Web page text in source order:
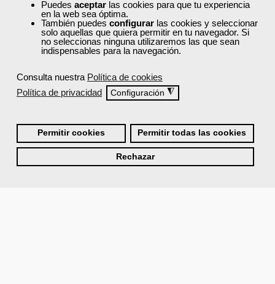
Puedes aceptar las cookies para que tu experiencia
en la web sea óptima.
También puedes configurar las cookies y seleccionar
solo aquellas que quiera permitir en tu navegador. Si
no seleccionas ninguna utilizaremos las que sean
indispensables para la navegación.
Consulta nuestra Política de cookies
Política de privacidad
Configuración ◮
Permitir cookies Permitir todas las cookies
Rechazar